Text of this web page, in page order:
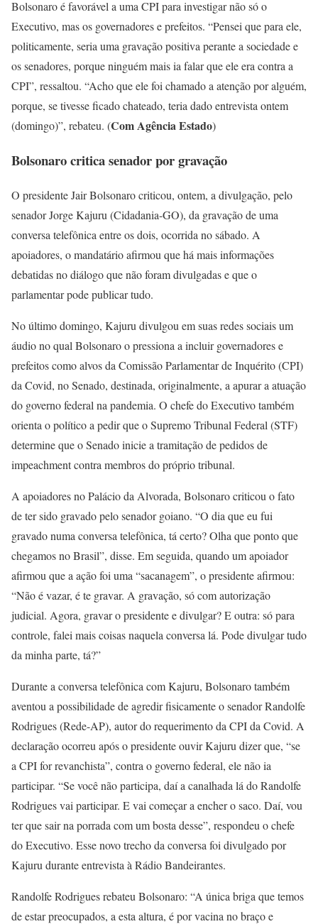
Bolsonaro é favorável a uma CPI para investigar não só o
Executivo, mas os governadores e prefeitos. “Pensei que para ele,
politicamente, seria uma gravação positiva perante a sociedade e
os senadores, porque ninguém mais ia falar que ele era contra a
CPI”, ressaltou. “Acho que ele foi chamado a atenção por alguém,
porque, se tivesse ficado chateado, teria dado entrevista ontem
(domingo)”, rebateu. (Com Agência Estado)
Bolsonaro critica senador por gravação
O presidente Jair Bolsonaro criticou, ontem, a divulgação, pelo
senador Jorge Kajuru (Cidadania-GO), da gravação de uma
conversa telefônica entre os dois, ocorrida no sábado. A
apoiadores, o mandatário afirmou que há mais informações
debatidas no diálogo que não foram divulgadas e que o
parlamentar pode publicar tudo.
No último domingo, Kajuru divulgou em suas redes sociais um
áudio no qual Bolsonaro o pressiona a incluir governadores e
prefeitos como alvos da Comissão Parlamentar de Inquérito (CPI)
da Covid, no Senado, destinada, originalmente, a apurar a atuação
do governo federal na pandemia. O chefe do Executivo também
orienta o político a pedir que o Supremo Tribunal Federal (STF)
determine que o Senado inicie a tramitação de pedidos de
impeachment contra membros do próprio tribunal.
A apoiadores no Palácio da Alvorada, Bolsonaro criticou o fato
de ter sido gravado pelo senador goiano. “O dia que eu fui
gravado numa conversa telefônica, tá certo? Olha que ponto que
chegamos no Brasil”, disse. Em seguida, quando um apoiador
afirmou que a ação foi uma “sacanagem”, o presidente afirmou:
“Não é vazar, é te gravar. A gravação, só com autorização
judicial. Agora, gravar o presidente e divulgar? E outra: só para
controle, falei mais coisas naquela conversa lá. Pode divulgar tudo
da minha parte, tá?”
Durante a conversa telefônica com Kajuru, Bolsonaro também
aventou a possibilidade de agredir fisicamente o senador Randolfe
Rodrigues (Rede-AP), autor do requerimento da CPI da Covid. A
declaração ocorreu após o presidente ouvir Kajuru dizer que, “se
a CPI for revanchista”, contra o governo federal, ele não ia
participar. “Se você não participa, daí a canalhada lá do Randolfe
Rodrigues vai participar. E vai começar a encher o saco. Daí, vou
ter que sair na porrada com um bosta desse”, respondeu o chefe
do Executivo. Esse novo trecho da conversa foi divulgado por
Kajuru durante entrevista à Rádio Bandeirantes.
Randolfe Rodrigues rebateu Bolsonaro: “A única briga que temos
de estar preocupados, a esta altura, é por vacina no braço e